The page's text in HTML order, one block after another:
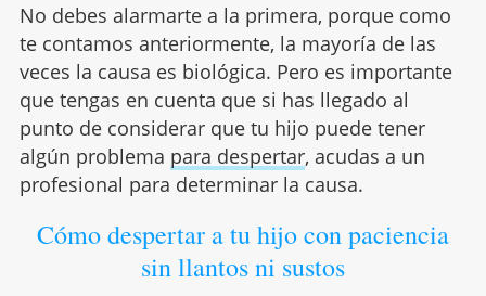
No debes alarmarte a la primera, porque como
te contamos anteriormente, la mayoría de las
veces la causa es biológica. Pero es importante
que tengas en cuenta que si has llegado al
punto de considerar que tu hijo puede tener
algún problema para despertar, acudas a un
profesional para determinar la causa.
Cómo despertar a tu hijo con paciencia
sin llantos ni sustos